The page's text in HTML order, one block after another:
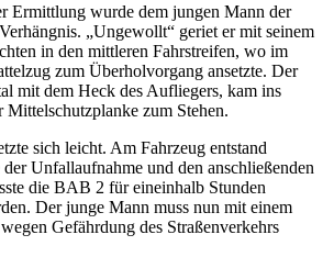
Ermittlung wurde dem jungen Mann der
„Ungewollt“ geriet er mit seinem
in den mittleren Fahrstreifen, wo im
zum Überholvorgang ansetzte. Der
mit dem Heck des Aufliegers, kam ins
Mittelschutzplanke zum Stehen.
sich leicht. Am Fahrzeug entstand
Unfallaufnahme und den anschließenden
die BAB 2 für eineinhalb Stunden
Der junge Mann muss nun mit einem
Gefährdung des Straßenverkehrs